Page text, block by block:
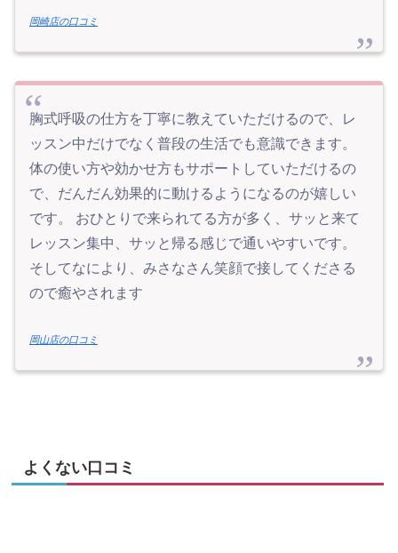
岡崎店の口コミ
胸式呼吸の仕方を丁寧に教えていただけるので、レ
ッスン中だけでなく普段の生活でも意識できます。
体の使い方や効かせ方もサポートしていただけるの
で、だんだん効果的に動けるようになるのが嬉しい
です。 おひとりで来られてる方が多く、サッと来て
レッスン集中、サッと帰る感じで通いやすいです。
そしてなにより、みさなさん笑顔で接してくださる
ので癒やされます
岡山店の口コミ
よくない口コミ